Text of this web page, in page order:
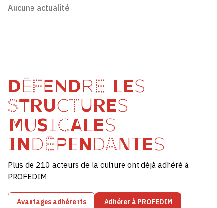
Aucune actualité
DÉFENDRE LES
STRUCTURES
MUSICALES
INDÉPENDANTES
Plus de 210 acteurs de la culture ont déjà adhéré à
PROFEDIM
Avantages adhérents Adhérer à PROFEDIM